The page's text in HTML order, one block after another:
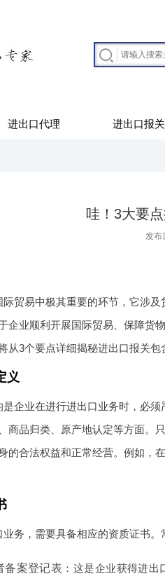
进出口代理 进出口报关
哇！3大要
发布
贸易中极其重要的环节，它涉
企业顺利开展国际贸易、保障货
从3个要点详细揭秘进出口报关包
义
企业在进行进出口业务时，必
商品归类、原产地认定等方面。
的合法权益和正常经营。例如，
务，需要具备相应的资质证书。
备案登记表 ：这是企业获得进